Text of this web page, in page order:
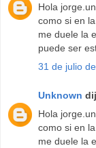
Hola
como si en
me duele la
puede ser
31 de julio
Unknown
Hola
como si en
me duele la